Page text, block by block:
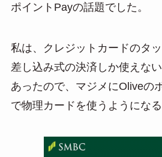
ポイントPayの話題でした。
私は、クレジットカードのタ
差し込み式の決済しか使えな
あったので、マジメにOliveの
で物理カードを使うようにな